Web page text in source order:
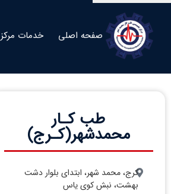
صفحه اصلی خدمات مرکز
طب کـار
محمدشهر(کـرج)
کرج، محمد شهر، ابتدای بلوار دشت
بهشت، نبش کوی یاس